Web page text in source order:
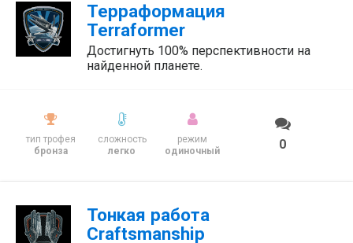
Терраформация
Terraformer
Достигнуть 100% перспективности на
найденной планете.
тип трофея
бронза
сложность
легко
режим
одиночный
0
Тонкая работа
Craftsmanship